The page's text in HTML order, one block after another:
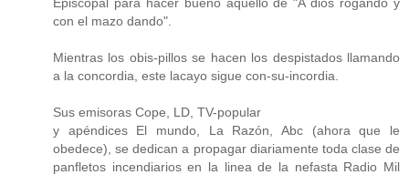
con el mazo dando".
Mientras los obis-pillos se hacen los despistados llamando
a la concordia, este lacayo sigue con-su-incordia.
Sus emisoras Cope, LD, TV-popular
y apéndices El mundo, La Razón, Abc (ahora que le
obedece), se dedican a propagar diariamente toda clase de
panfletos incendiarios en la linea de la nefasta Radio Mil